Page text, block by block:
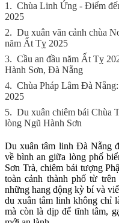
1. Chùa Linh Ứng - Điểm
2025
2. Du xuân vãn cảnh chùa
năm Ất Tỵ 2025
3. Cầu an đầu năm Ất Tỵ
Hành Sơn, Đà Nẵng
4. Chùa Pháp Lâm Đà
2025
5. Du xuân chiêm bái Chùa
lòng Ngũ Hành Sơn
Du xuân tâm linh Đà Nẵng
về bình an giữa lòng phố
Sơn Trà, chiêm bái tượng
toàn cảnh thành phố từ
những hang động kỳ bí và
du xuân tâm linh không chỉ
mà còn là dịp để tĩnh tâm,